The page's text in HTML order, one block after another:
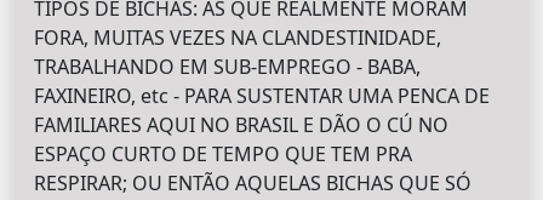
TIPOS DE BICHAS: AS QUE REALMENTE MORAM
FORA, MUITAS VEZES NA CLANDESTINIDADE,
TRABALHANDO EM SUB-EMPREGO - BABA,
FAXINEIRO, etc - PARA SUSTENTAR UMA PENCA DE
FAMILIARES AQUI NO BRASIL E DÃO O CÚ NO
ESPAÇO CURTO DE TEMPO QUE TEM PRA
RESPIRAR; OU ENTÃO AQUELAS BICHAS QUE SÓ